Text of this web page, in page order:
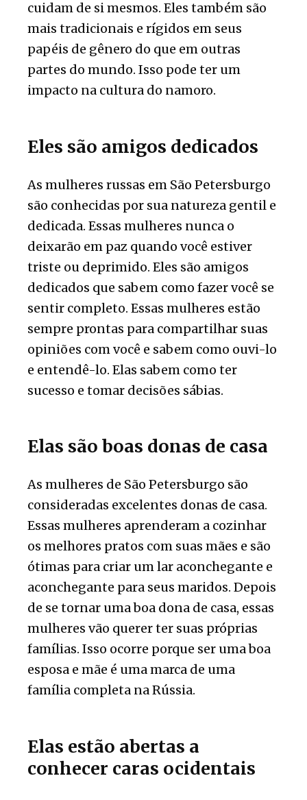
cuidam de si mesmos. Eles também são
mais tradicionais e rígidos em seus
papéis de gênero do que em outras
partes do mundo. Isso pode ter um
impacto na cultura do namoro.
Eles são amigos dedicados
As mulheres russas em São Petersburgo
são conhecidas por sua natureza gentil e
dedicada. Essas mulheres nunca o
deixarão em paz quando você estiver
triste ou deprimido. Eles são amigos
dedicados que sabem como fazer você se
sentir completo. Essas mulheres estão
sempre prontas para compartilhar suas
opiniões com você e sabem como ouvi-lo
e entendê-lo. Elas sabem como ter
sucesso e tomar decisões sábias.
Elas são boas donas de casa
As mulheres de São Petersburgo são
consideradas excelentes donas de casa.
Essas mulheres aprenderam a cozinhar
os melhores pratos com suas mães e são
ótimas para criar um lar aconchegante e
aconchegante para seus maridos. Depois
de se tornar uma boa dona de casa, essas
mulheres vão querer ter suas próprias
famílias. Isso ocorre porque ser uma boa
esposa e mãe é uma marca de uma
família completa na Rússia.
Elas estão abertas a
conhecer caras ocidentais